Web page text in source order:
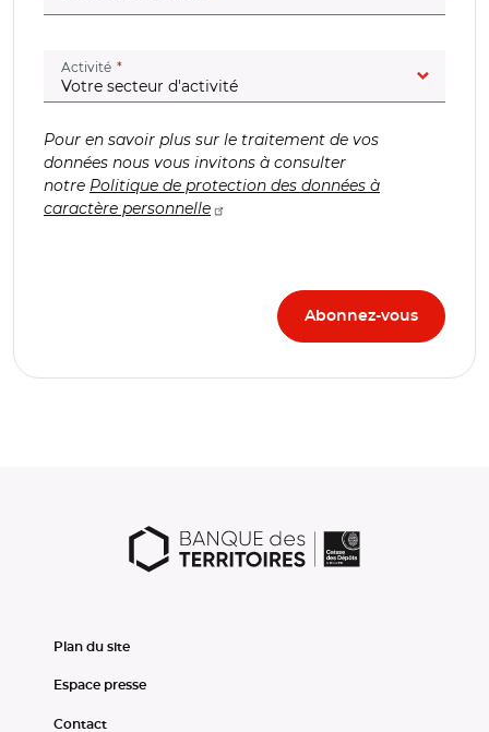
Activité (champ obligatoire)
Pour en savoir plus sur le traitement de vos
données nous vous invitons à consulter
notre Politique de protection des données à
caractère personnelle
Plan du site
Espace presse
Contact